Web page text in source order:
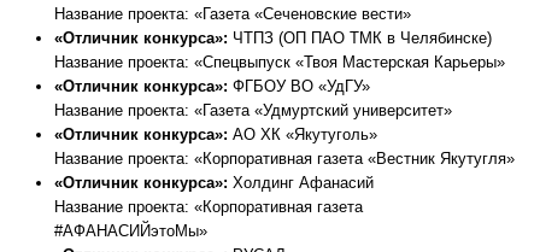
Название проекта: «Газета «Сеченовские вести»
«Отличник конкурса»: ЧТПЗ (ОП ПАО ТМК в Челябинске)
Название проекта: «Спецвыпуск «Твоя Мастерская Карьеры»
«Отличник конкурса»: ФГБОУ ВО «УдГУ»
Название проекта: «Газета «Удмуртский университет»
«Отличник конкурса»: АО ХК «Якутуголь»
Название проекта: «Корпоративная газета «Вестник Якутугля»
«Отличник конкурса»: Холдинг Афанасий
Название проекта: «Корпоративная газета
#АФАНАСИЙэтоМы»